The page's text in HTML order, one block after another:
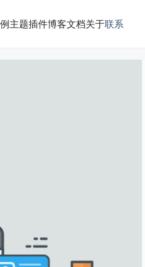
主题插件博客文档关于联系